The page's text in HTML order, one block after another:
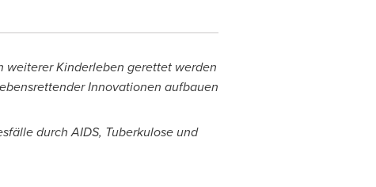
Kinderleben gerettet werden
Innovationen aufbauen
durch AIDS, Tuberkulose und